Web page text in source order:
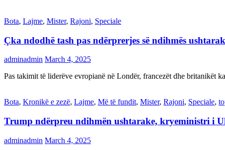
Bota, Lajme, Mister, Rajoni, Speciale
Çka ndodhë tash pas ndërprerjes së ndihmës
adminadmin March 4, 2025
Pas takimit të liderëve evropianë në Londër, francezët dhe britanikët
Bota, Kronikë e zezë, Lajme, Më të fundit, Mister, Rajoni, Speciale,
Trump ndërpreu ndihmën ushtarake, kryeministri i
adminadmin March 4, 2025